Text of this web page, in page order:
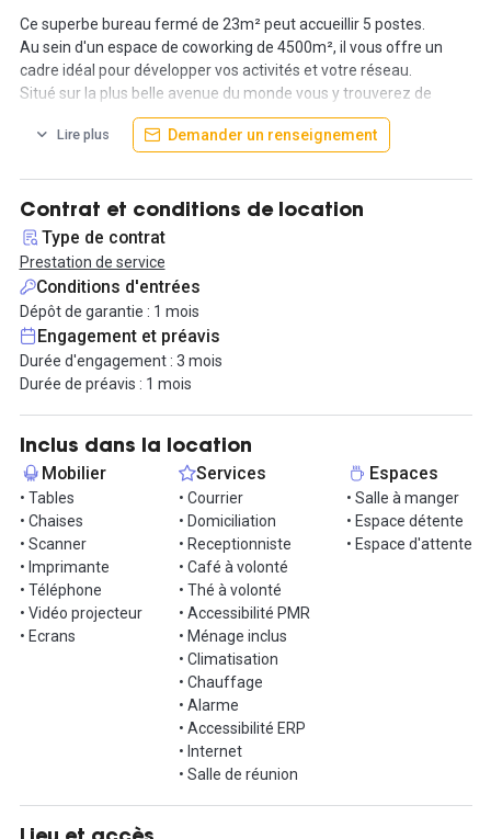
Ce superbe bureau fermé de 23m² peut accueillir 5 postes.
Au sein d'un espace de coworking de 4500m², il vous offre un
cadre idéal pour développer vos activités et votre réseau.
Situé sur la plus belle avenue du monde vous y trouverez de
nopmbreux commerces et lieux de restauration.
De nombreuses prestations sont comprises:
- service de réception
- phone boxes
- espace détente
- imprimantes / scanners / photocopieuses
- téléphone
- accessibilité PMR
- café / thé à volonté
- WiFi (haut débit via fibre)
Les locaux sont accessible via les stations de métro George V,
Franklin D. Roosevelt et Charles de Gaulle.
Contactez nous pour visiter !
Lire plus Demander un renseignement
Contrat et conditions de location
Type de contrat
Prestation de service
Conditions d'entrées
Dépôt de garantie : 1 mois
Engagement et préavis
Durée d'engagement : 3 mois
Durée de préavis : 1 mois
Inclus dans la location
Mobilier
• Tables
• Chaises
• Scanner
• Imprimante
• Téléphone
• Vidéo projecteur
• Ecrans
Services
• Courrier
• Domiciliation
• Receptionniste
• Café à volonté
• Thé à volonté
• Accessibilité PMR
• Ménage inclus
• Climatisation
• Chauffage
• Alarme
• Accessibilité ERP
• Internet
• Salle de réunion
Espaces
• Salle à manger
• Espace détente
• Espace d'attente